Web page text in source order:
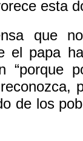
esta
que
el papa
“porque
de los